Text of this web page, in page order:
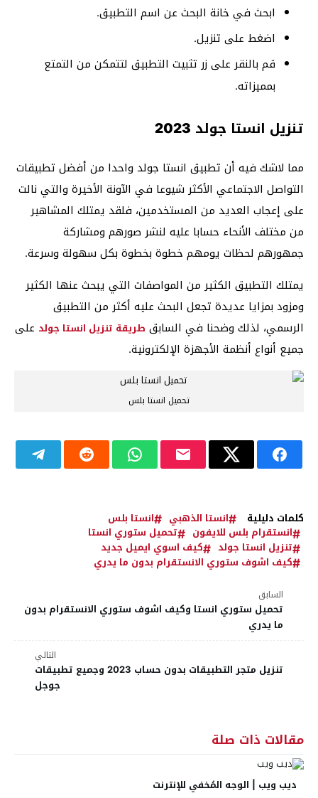
ابحث في خانة البحث عن اسم التطبيق.
اضغط على تنزيل.
قم بالنقر على زر تثبيت التطبيق لتتمكن من التمتع
بمميزاته.
تنزيل انستا جولد 2023
مما لاشك فيه أن تطبيق انستا جولد واحدا من أفضل تطبيقات
التواصل الاجتماعي الأكثر شيوعا في الآونة الأخيرة والتي نالت
على إعجاب العديد من المستخدمين، فلقد يمتلك المشاهير
من مختلف الأنحاء حسابا عليه لنشر صورهم ومشاركة
جمهورهم لحظات يومهم خطوة بخطوة بكل سهولة وسرعة.
يمتلك التطبيق الكثير من المواصفات التي يبحث عنها الكثير
ومزود بمزايا عديدة تجعل البحث عليه أكثر من التطبيق
الرسمي، لذلك وضحنا في السابق طريقة تنزيل انستا جولد على
جميع أنواع أنظمة الأجهزة الإلكترونية.
تحميل انستا بلس
كلمات دليلية انستا الذهبي
انستا بلس
انستقرام بلس للايفون
تحميل ستوري انستا
تنزيل انستا جولد
كيف اسوي ايميل جديد
كيف اشوف ستوري الانستقرام بدون ما يدري
السابق
تحميل ستوري انستا وكيف اشوف ستوري الانستقرام بدون
ما يدري
التالي
تنزيل متجر التطبيقات بدون حساب 2023 وجميع تطبيقات
جوجل
مقالات ذات صلة
ديب ويب | الوجه المُخفي للإنترنت